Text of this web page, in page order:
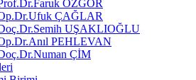
ÖZGÖR
ÇAĞLAR
UŞAKLIOĞLU
PEHLEVAN
ÇİM